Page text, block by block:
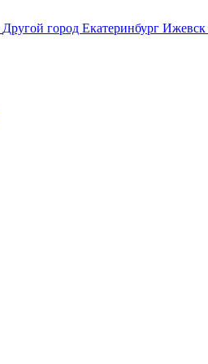
Другой город Екатеринбург Ижевск